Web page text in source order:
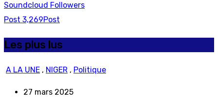
Soundcloud Followers
Post 3,269Post
Les plus lus
A LA UNE , NIGER , Politique
27 mars 2025